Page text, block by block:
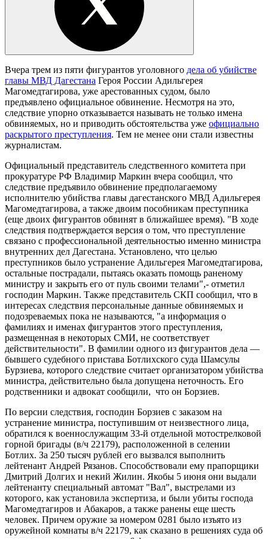
Вчера трем из пяти фигурантов уголовного дела об убийстве
главы МВД Дагестана Героя России Адильгерея
Магомедтагирова, уже арестованных судом, было
предъявлено официальное обвинение. Несмотря на это,
следствие упорно отказывается называть не только имена
обвиняемых, но и приводить обстоятельства уже официально
раскрытого преступления. Тем не менее они стали известны
журналистам.
Официальный представитель следственного комитета при
прокуратуре РФ Владимир Маркин вчера сообщил, что
следствие предъявило обвинение предполагаемому
исполнителю убийства главы дагестанского МВД Адильгерея
Магомедтагирова, а также двоим пособникам преступника
(еще двоих фигурантов обвинят в ближайшее время). "В ходе
следствия подтверждается версия о том, что преступление
связано с профессиональной деятельностью именно министра
внутренних дел Дагестана. Установлено, что целью
преступников было устранение Адильгерея Магомедтагирова,
остальные пострадали, пытаясь оказать помощь раненому
министру и закрыть его от пуль своими телами",- отметил
господин Маркин. Также представитель СКП сообщил, что в
интересах следствия персональные данные обвиняемых и
подозреваемых пока не называются, "а информация о
фамилиях и именах фигурантов этого преступления,
размещенная в некоторых СМИ, не соответствует
действительности". В фамилии одного из фигурантов дела —
бывшего судебного пристава Ботлихского суда Шамсулы
Бурзиева, которого следствие считает организатором убийства
министра, действительно была допущена неточность. Его
родственники и адвокат сообщили, что он Борзиев.
По версии следствия, господин Борзиев с заказом на
устранение министра, поступившим от неизвестного лица,
обратился к военнослужащим 33-й отдельной мотострелковой
горной бригады (в/ч 22179), расположенной в селении
Ботлих. За 250 тысяч рублей его вызвался выполнить
лейтенант Андрей Рязанов. Способствовали ему прапорщики
Дмитрий Долгих и некий Жилин. Якобы 5 июня они выдали
лейтенанту специальный автомат "Вал", выстрелами из
которого, как установила экспертиза, и были убиты господа
Магомедтагиров и Абакаров, а также ранены еще шесть
человек. Причем оружие за номером 0281 было изъято из
оружейной комнаты в/ч 22179, как сказано в решениях суда об